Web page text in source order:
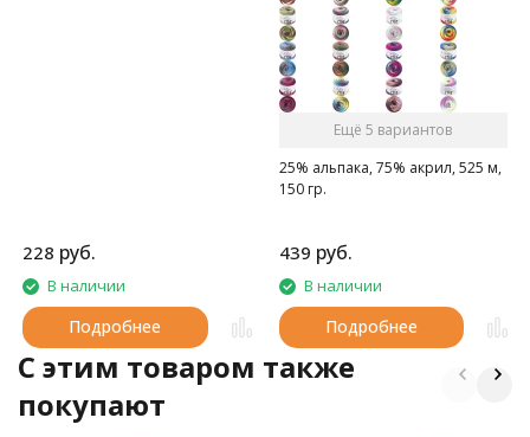
228 руб.
В наличии
Подробнее
Ещё 5 вариантов
25% альпака, 75% акрил, 525 м,
150 гр.
439 руб.
В наличии
Подробнее
C этим товаром также
покупают